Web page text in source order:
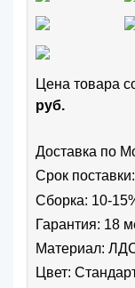
Цена товара
руб.
Доставка по
Срок
Сборка: 10-
Гарантия: 18
Материал:
Цвет: